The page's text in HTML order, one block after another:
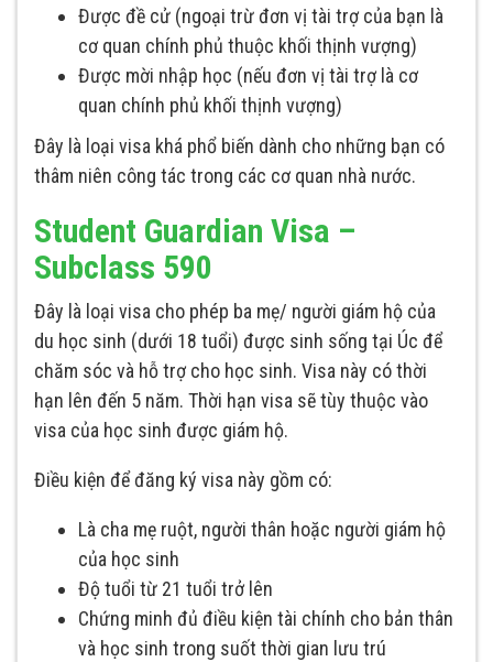
Được đề cử (ngoại trừ đơn vị tài trợ của bạn là
cơ quan chính phủ thuộc khối thịnh vượng)
Được mời nhập học (nếu đơn vị tài trợ là cơ
quan chính phủ khối thịnh vượng)
Đây là loại visa khá phổ biến dành cho những bạn có
thâm niên công tác trong các cơ quan nhà nước.
Student Guardian Visa –
Subclass 590
Đây là loại visa cho phép ba mẹ/ người giám hộ của
du học sinh (dưới 18 tuổi) được sinh sống tại Úc để
chăm sóc và hỗ trợ cho học sinh. Visa này có thời
hạn lên đến 5 năm. Thời hạn visa sẽ tùy thuộc vào
visa của học sinh được giám hộ.
Điều kiện để đăng ký visa này gồm có:
Là cha mẹ ruột, người thân hoặc người giám hộ
của học sinh
Độ tuổi từ 21 tuổi trở lên
Chứng minh đủ điều kiện tài chính cho bản thân
và học sinh trong suốt thời gian lưu trú